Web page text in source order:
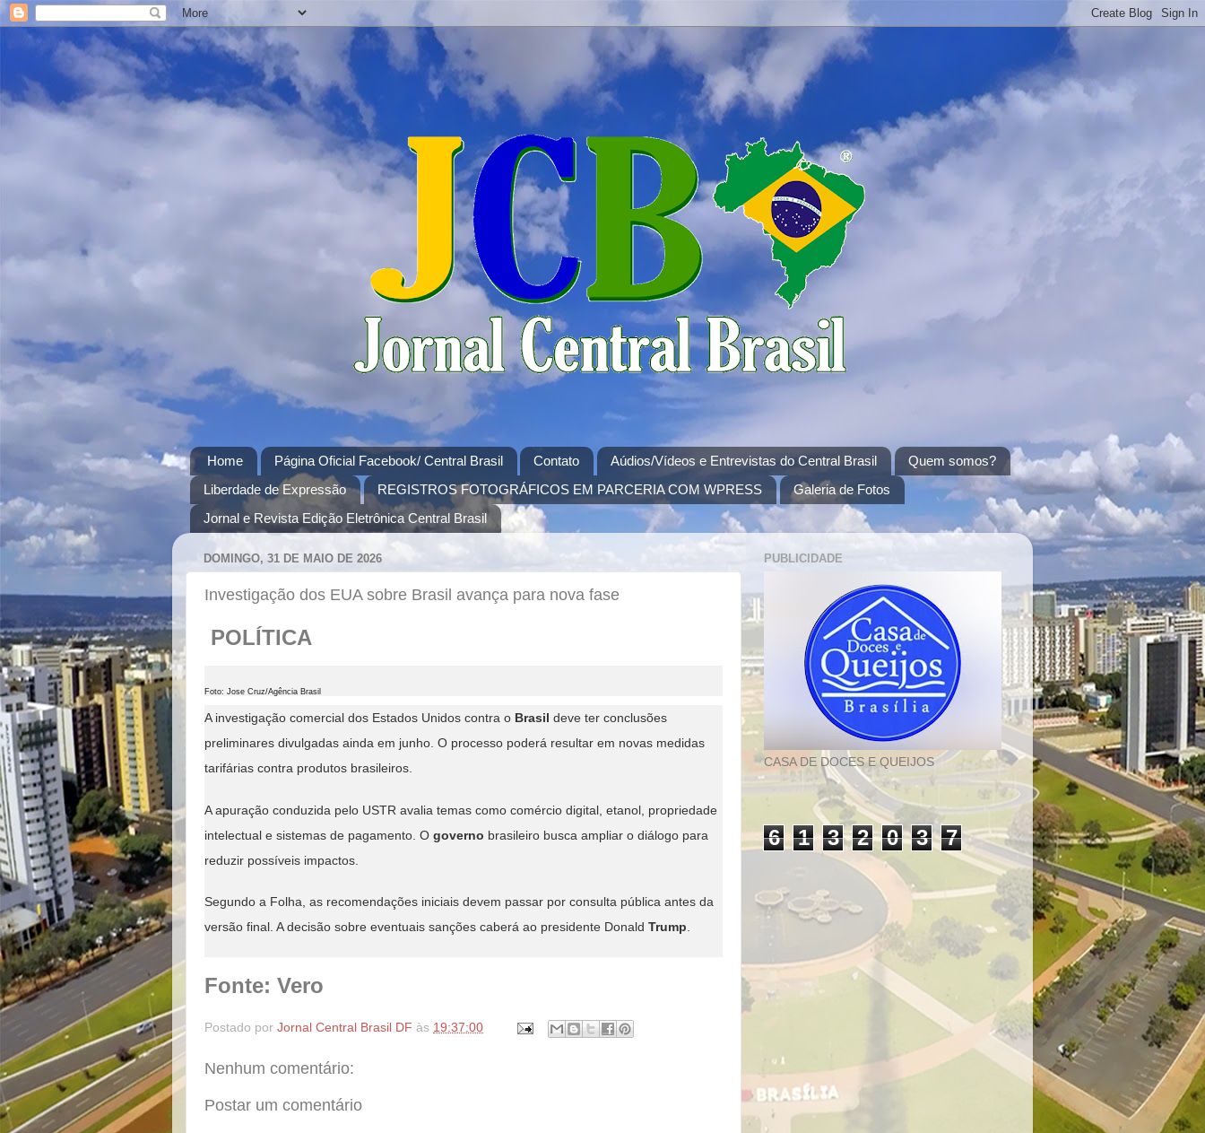
Home Página Oficial Facebook/ Central Brasil Contato Aúdios/Vídeos e Entrevistas do Central Brasil
Quem somos?
Liberdade de Expressão
REGISTROS FOTOGRÁFICOS EM PARCERIA COM WPRESS
Galeria de Fotos
Jornal e Revista Edição Eletrônica Central Brasil
DOMINGO, 31 DE MAIO DE 2026
Investigação dos EUA sobre Brasil avança para nova fase
POLÍTICA
Foto: Jose Cruz/Agência Brasil
A investigação comercial dos Estados Unidos contra o Brasil deve ter conclusões
preliminares divulgadas ainda em junho. O processo poderá resultar em novas medidas
tarifárias contra produtos brasileiros.
A apuração conduzida pelo USTR avalia temas como comércio digital, etanol, propriedade
intelectual e sistemas de pagamento. O governo brasileiro busca ampliar o diálogo para
reduzir possíveis impactos.
Segundo a Folha, as recomendações iniciais devem passar por consulta pública antes da
versão final. A decisão sobre eventuais sanções caberá ao presidente Donald Trump.
Fonte: Vero
Postado por Jornal Central Brasil DF às 19:37:00
Nenhum comentário:
Postar um comentário
PUBLICIDADE
CASA DE DOCES E QUEIJOS
6 1 3 2 0 3 7